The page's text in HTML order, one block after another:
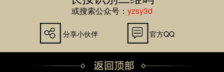
或搜索公众号： yzsy3d
分享小伙伴 官方QQ